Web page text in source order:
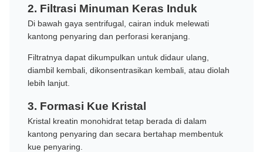
2. Filtrasi Minuman Keras Induk
Di bawah gaya sentrifugal, cairan induk melewati
kantong penyaring dan perforasi keranjang.
Filtratnya dapat dikumpulkan untuk didaur ulang,
diambil kembali, dikonsentrasikan kembali, atau diolah
lebih lanjut.
3. Formasi Kue Kristal
Kristal kreatin monohidrat tetap berada di dalam
kantong penyaring dan secara bertahap membentuk
kue penyaring.